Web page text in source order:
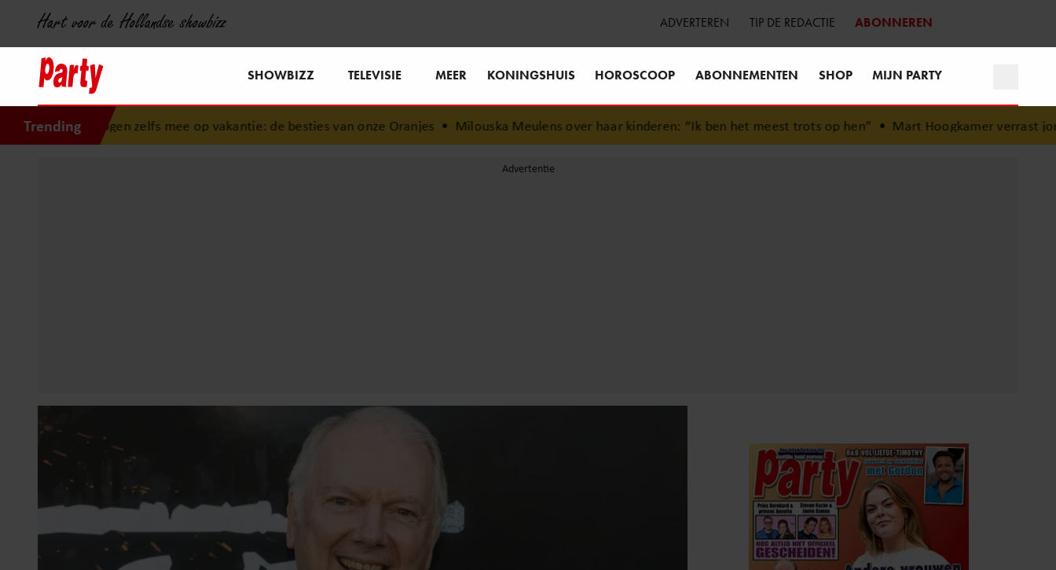
Hart voor de Hollandse showbizz ADVERTEREN TIP DE REDACTIE ABONNEREN
SHOWBIZZ TELEVISIE MEER KONINGSHUIS HOROSCOOP ABONNEMENTEN SHOP MIJN PARTY
Trending
mogen zelfs mee op vakantie: de besties van onze Oranjes•Milouska Meulens over haar kinderen: “Ik ben het meest trots op hen”•Mart Hoogkamer verrast jonge fan in